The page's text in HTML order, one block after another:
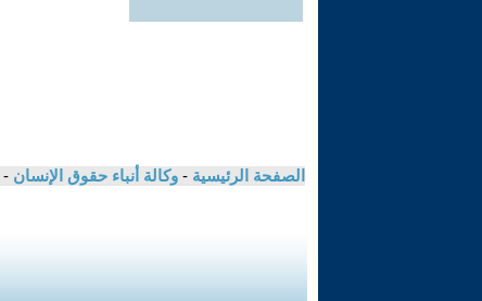
الصفحة الرئيسية - وكالة أنباء حقوق الإنسان -